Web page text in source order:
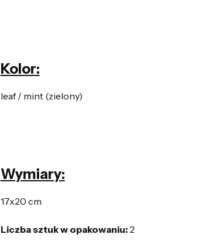
Kolor:
leaf / mint (zielony)
Wymiary:
17x20 cm
Liczba sztuk w opakowaniu:2